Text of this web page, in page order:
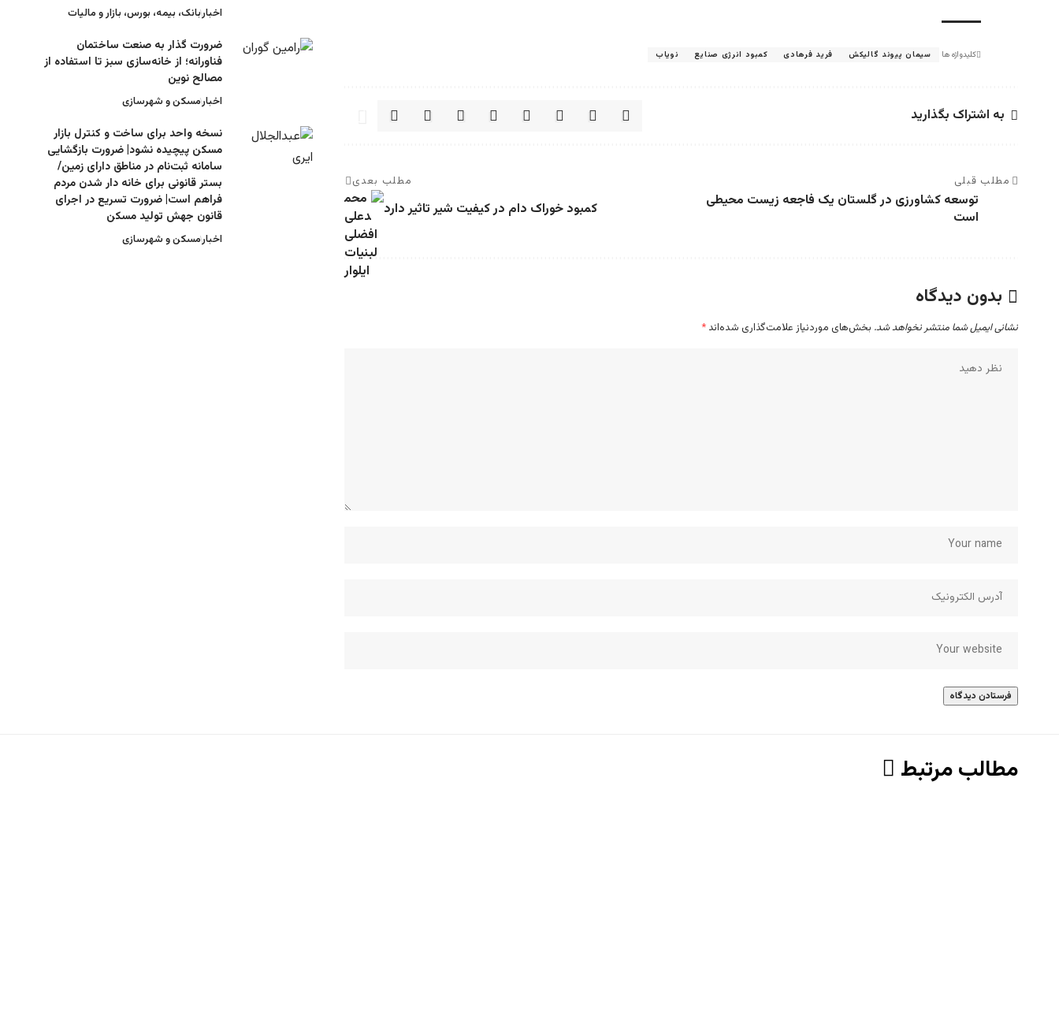
کلیدواژه ها سیمان پیوند گالیکش فرید فرهادی کمبود انرژی صنایع نویاب
به اشتراک بگذارید
مطلب قبلی
توسعه کشاورزی در گلستان یک فاجعه زیست محیطی
است
مطلب بعدی
کمبود خوراک دام در کیفیت شیر تاثیر دارد
بدون دیدگاه
نشانی ایمیل شما منتشر نخواهد شد. بخش‌های موردنیاز علامت‌گذاری شده‌اند *
اخباربانک، بیمه، بورس، بازار و مالیات
ضرورت گذار به صنعت ساختمان
فناورانه؛ از خانه‌سازی سبز تا استفاده از
مصالح نوین
اخبارمسکن و شهرسازی
نسخه واحد برای ساخت و کنترل بازار
مسکن پیچیده نشود| ضرورت بازگشایی
سامانه ثبت‌نام در مناطق دارای زمین/
بستر قانونی برای خانه دار شدن مردم
فراهم است| ضرورت تسریع در اجرای
قانون جهش تولید مسکن
اخبارمسکن و شهرسازی
مطالب مرتبط